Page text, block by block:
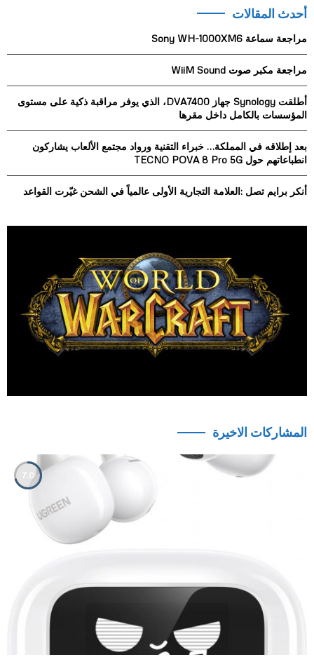
c
f
r
:
C
H
أحدث المقالات
مراجعة سماعة Sony WH-1000XM6
مراجعة مكبر صوت WiiM Sound
أطلقت Synology جهاز DVA7400، الذي يوفر مراقبة ذكية على مستوى
المؤسسات بالكامل داخل مقرها
بعد إطلاقه في المملكة… خبراء التقنية ورواد مجتمع الألعاب يشاركون
انطباعاتهم حول TECNO POVA 8 Pro 5G
أنكر برايم تصل :العلامة التجارية الأولى عالمياً في الشحن غيّرت القواعد
المشاركات الاخيرة
7.0